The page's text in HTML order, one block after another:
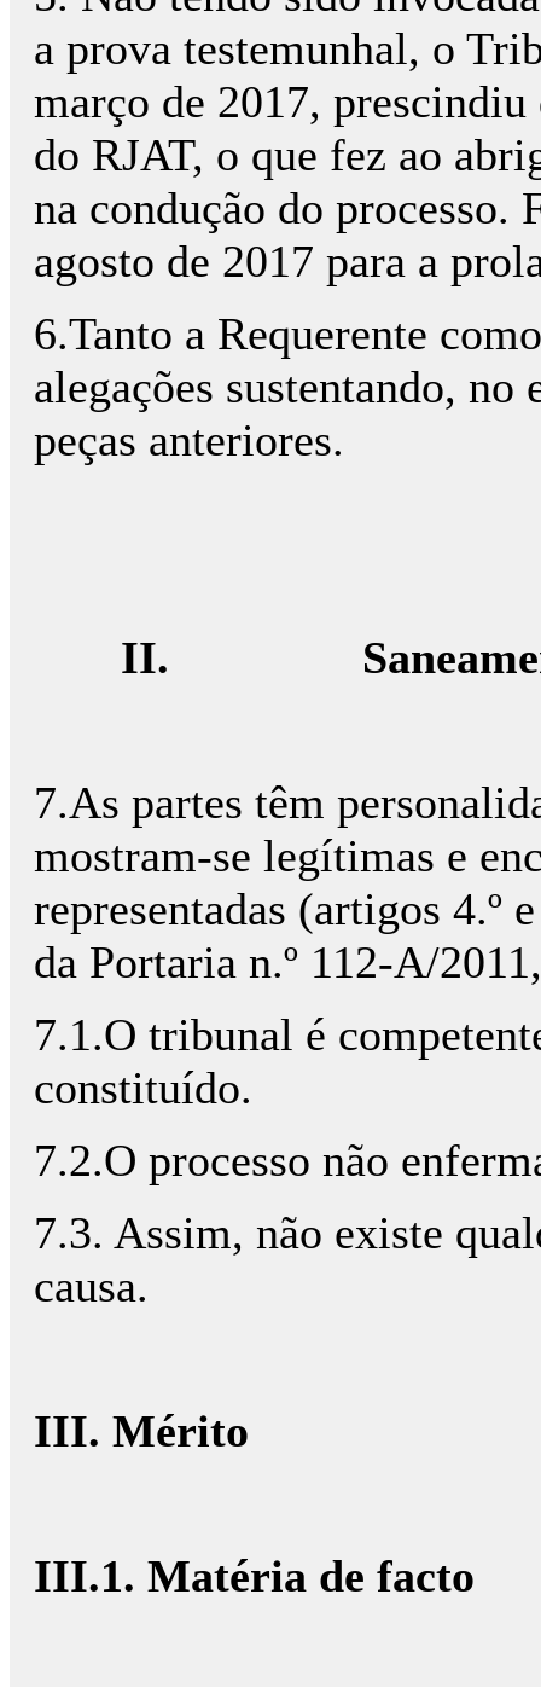
a prova testemunhal, o
março de 2017, prescindiu
do RJAT, o que fez ao
na condução do
agosto de 2017 para a
6.Tanto a Requerente
alegações sustentando, no
peças anteriores.
II.
7.As partes têm
mostram-se legítimas e
representadas (artigos 4.º
da Portaria n.º 112-A/
7.1.O tribunal é
constituído.
7.2.O processo não
7.3. Assim, não existe
causa.
III. Mérito
III.1. Matéria de facto